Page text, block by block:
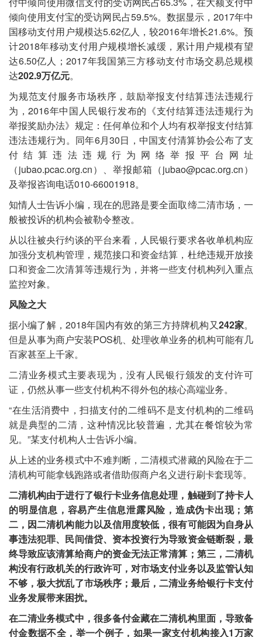
倾向使用支付宝的受访网民占59.5%。数据显示，2017年中
国移动支付用户规模达5.62亿人，较2016年增长21.6%。预
计2018年移动支付用户规模增长减缓，累计用户规模有望
达6.50亿人；2017年我国第三方移动支付市场交易总规模
达202.9万亿元。
为规范支付服务市场秩序，鼓励举报支付结算违法违规行
为，2016年中国人民银行发布的《支付结算违法违规行为
举报奖励办法》规定：任何单位和个人均有权举报支付结算
违法违规行为。同年6月30日，中国支付清算协会公布了支
付结算违法违规行为网络举报平台网址
（jubao.pcac.org.cn）、举报邮箱（jubao@pcac.org.cn）
及举报咨询电话010-66001918。
知情人士告诉小编，现在的思路是要全面取缔二清市场，一
般被投诉的机构会被勒令整改。
从以往被央行约谈的平台来看，人民银行要求各收单机构应
加强分支机构管理，规范接口和资金结算，杜绝违规开放接
口和资金二次清算等违规行为，并将一些支付机构列入重点
监控对象。
风险之大
据小编了解，2018年国内有效的第三方持牌机构又242家。
但是从事为商户安装POS机、处理收单业务的机构可能有几
百家甚至上千家。
二清业务模式主要表现为，没有人民银行颁发的支付许可
证，仍然从事一些支付机构不得外包的核心高端业务。
“在生活消费中，扫描支付的二维码不是支付机构的二维码
就是典型的二清，这种情况比较普遍，尤其在餐馆较为常
见。”某支付机构人士告诉小编。
从上述的业务模式中不难判断，二清模式潜藏的风险在于二
清机构可能拿钱跑路或者借助假商户名义进行刷卡套现等。
二清机构由于进行了银行卡业务信息处理，触碰到了持卡人
的明显信息，容易产生信息泄露风险，造成伪卡出现；第
二，因二清机构能力以及信用度较低，很有可能因为自身从
事违法犯罪、民间借贷、资本投资行为导致资金链断裂，最
终导致应该清算给商户的资金无法正常清算；第三，二清机
构没有行政机关的行政许可，对市场支付业务以及监管认知
不够，极大扰乱了市场秩序；最后，二清业务给银行卡支付
业务发展带来困扰。
在二清业务模式中，很多备付金藏在二清机构里面，导致备
付金数据不全，举一个例子，如果一家支付机构接入1万家